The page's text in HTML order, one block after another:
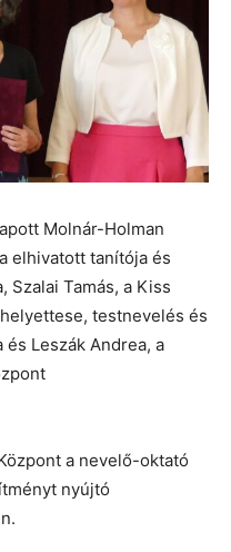
Molnár-Holman
elhivatott tanítója és
Szalai Tamás, a Kiss
testnevelés és
Leszák Andrea, a
a nevelő-oktató
nyújtó